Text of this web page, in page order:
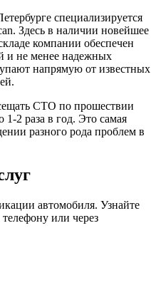
специализируется
Здесь в наличии новейшее
компании обеспечен
и не менее надежных
напрямую от известных
СТО по прошествии
2 раза в год. Это самая
разного рода проблем в
автомобиля. Узнайте
или через